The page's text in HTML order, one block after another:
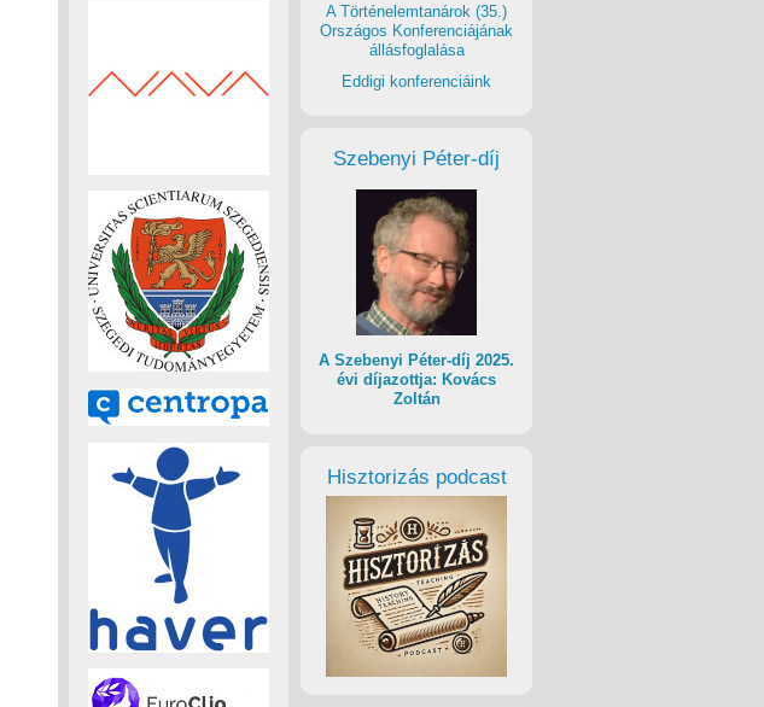
A Történelemtanárok (35.)
Országos Konferenciájának
állásfoglalása
Eddigi konferenciáink
Szebenyi Péter-díj
A Szebenyi Péter-díj 2025.
évi díjazottja: Kovács
Zoltán
Hisztorizás podcast